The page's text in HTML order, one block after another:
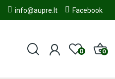
info@aupre.lt Facebook
0 0